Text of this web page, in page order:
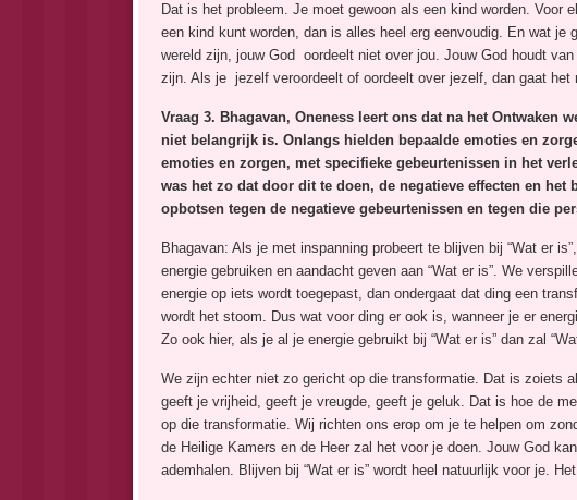
Dat is het probleem. Je moet gewoon als een kind worden.
een kind kunt worden, dan is alles heel erg eenvoudig. En wat
wereld zijn, jouw God oordeelt niet over jou. Jouw God houdt
zijn. Als je jezelf veroordeelt of oordeelt over jezelf, dan gaat
Vraag 3. Bhagavan, Oneness leert ons dat na het
niet belangrijk is. Onlangs hielden bepaalde emoties en
emoties en zorgen, met specifieke gebeurtenissen in het
was het zo dat door dit te doen, de negatieve effecten en
opbotsen tegen de negatieve gebeurtenissen en tegen die
Bhagavan: Als je met inspanning probeert te blijven bij “Wat er
energie gebruiken en aandacht geven aan “Wat er is”. We
energie op iets wordt toegepast, dan ondergaat dat ding een
wordt het stoom. Dus wat voor ding er ook is, wanneer je er
Zo ook hier, als je al je energie gebruikt bij “Wat er is” dan zal
We zijn echter niet zo gericht op die transformatie. Dat is zoiets
geeft je vrijheid, geeft je vreugde, geeft je geluk. Dat is hoe de
op die transformatie. Wij richten ons erop om je te helpen om
de Heilige Kamers en de Heer zal het voor je doen. Jouw God
ademhalen. Blijven bij “Wat er is” wordt heel natuurlijk voor je.